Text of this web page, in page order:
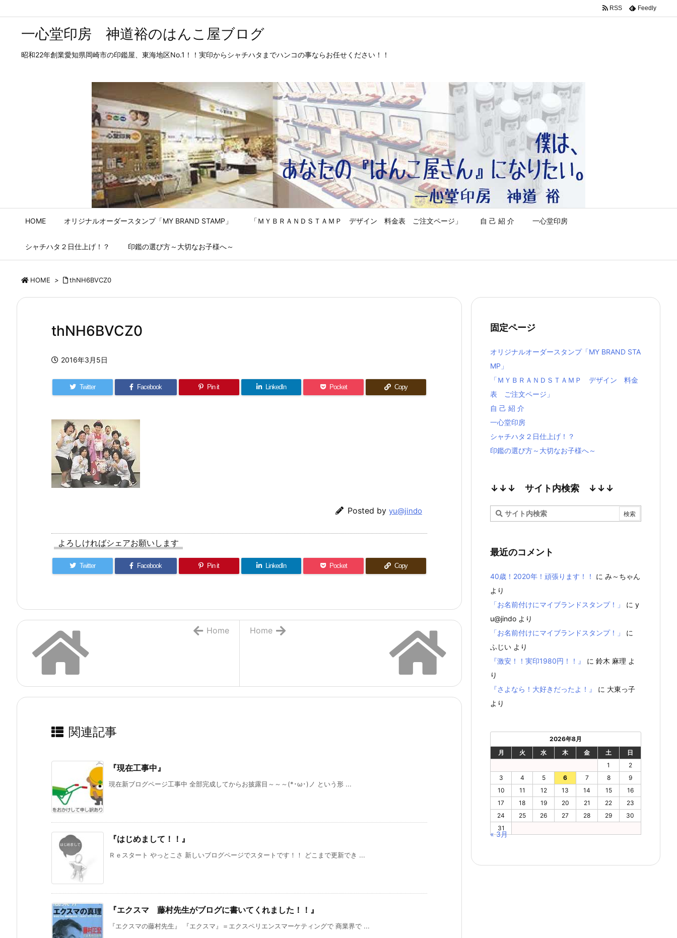
一心堂印房 神道裕のはんこ屋ブログ
昭和22年創業愛知県岡崎市の印鑑屋、東海地区No.1！！実印からシャチハタまでハンコの事ならお任せください！！
HOME オリジナルオーダースタンプ「MY BRAND STAMP」 「ＭＹＢＲＡＮＤＳＴＡＭＰ デザイン 料金表 ご注文ページ」 自 己 紹 介 一心堂印房
シャチハタ２日仕上げ！？ 印鑑の選び方～大切なお子様へ～
RSS Feedly
HOME > thNH6BVCZ0
thNH6BVCZ0
2016年3月5日
Twitter Facebook Pin it LinkedIn Pocket Copy
Posted by yu@jindo
よろしければシェアお願いします
Twitter Facebook Pin it LinkedIn Pocket Copy
Home
Home
関連記事
『現在工事中』
現在新ブログページ工事中 全部完成してからお披露目～～～(*･ω･)ノ という形 ...
『はじめまして！！』
Ｒｅスタート やっとこさ 新しいブログページでスタートです！！ どこまで更新でき ...
『エクスマ 藤村先生がブログに書いてくれました！！』
『エクスマの藤村先生』 『エクスマ』＝エクスペリエンスマーケティングで 商業界で ...
固定ページ
オリジナルオーダースタンプ「MY BRAND STA
MP」
「ＭＹＢＲＡＮＤＳＴＡＭＰ デザイン 料金
表 ご注文ページ」
自 己 紹 介
一心堂印房
シャチハタ２日仕上げ！？
印鑑の選び方～大切なお子様へ～
↓↓↓ サイト内検索 ↓↓↓
最近のコメント
40歳！2020年！頑張ります！！ に み～ちゃん
より
「お名前付けにマイブランドスタンプ！」
に y
u@jindo より
「お名前付けにマイブランドスタンプ！」
に
ふじい より
『激安！！実印1980円！！』
に 鈴木 麻理 よ
り
『さよなら！大好きだったよ！』
に 大東っ子
より
2026年8月
月
火 水 木 金 土
日
1
2
3
4 5 6 7 8
9
10
11 12 13 14 15
16
17
18 19 20 21 22
23
24
25 26 27 28 29
30
31
« 3月